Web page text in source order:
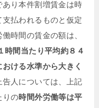
り本件割増賃金は時
払われるものと仮定
時間の賃金の額は、
時間当たり平均約８４
ける水準から大きく
告人については、上記
りの時間外労働等は平